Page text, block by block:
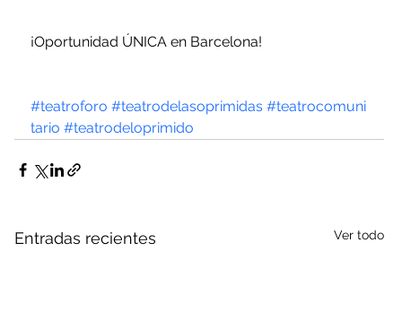
¡Oportunidad ÚNICA en Barcelona!
#teatroforo #teatrodelasoprimidas #teatrocomuni
tario #teatrodeloprimido
Entradas recientes Ver todo